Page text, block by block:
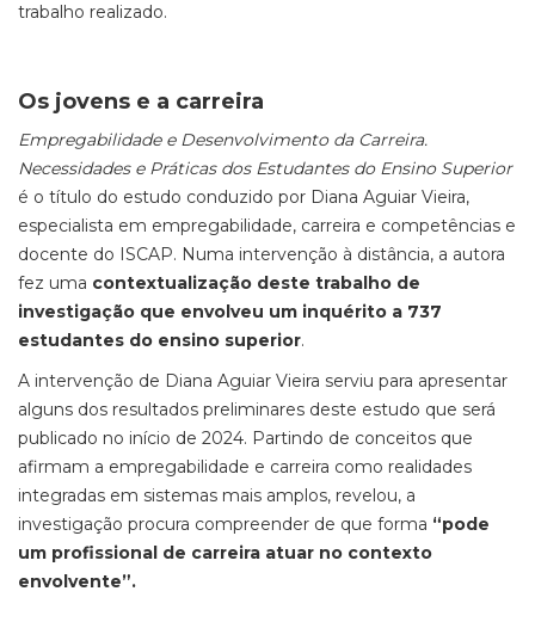
trabalho realizado.
Os jovens e a carreira
Empregabilidade e Desenvolvimento da Carreira.
Necessidades e Práticas dos Estudantes do Ensino Superior
é o título do estudo conduzido por Diana Aguiar Vieira,
especialista em empregabilidade, carreira e competências e
docente do ISCAP. Numa intervenção à distância, a autora
fez uma contextualização deste trabalho de
investigação que envolveu um inquérito a 737
estudantes do ensino superior.
A intervenção de Diana Aguiar Vieira serviu para apresentar
alguns dos resultados preliminares deste estudo que será
publicado no início de 2024. Partindo de conceitos que
afirmam a empregabilidade e carreira como realidades
integradas em sistemas mais amplos, revelou, a
investigação procura compreender de que forma “pode
um profissional de carreira atuar no contexto
envolvente”.